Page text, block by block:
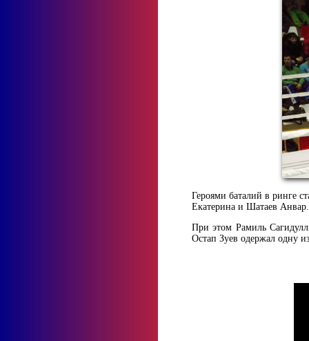
Героями баталий в ринге
Екатерина и Шатаев Анвар.
При этом Рамиль
Остап Зуев одержал одну